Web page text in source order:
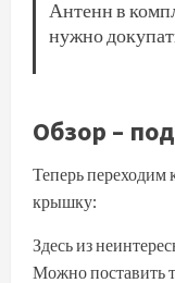
Антенн в
нужно
Обзор –
Теперь переходим
крышку:
Здесь из
Можно поставить